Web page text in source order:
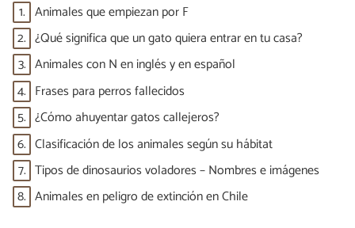
1. Animales que empiezan por F
2. ¿Qué significa que un gato quiera entrar en tu casa?
3. Animales con N en inglés y en español
4. Frases para perros fallecidos
5. ¿Cómo ahuyentar gatos callejeros?
6. Clasificación de los animales según su hábitat
7. Tipos de dinosaurios voladores – Nombres e imágenes
8. Animales en peligro de extinción en Chile